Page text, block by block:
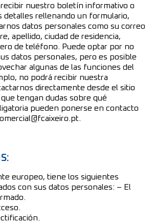
nuestro boletín informativo o
detalles rellenando un formulario,
datos personales como su correo
apellido, ciudad de residencia,
de teléfono. Puede optar por no
datos personales, pero es posible
algunas de las funciones del
no podrá recibir nuestra
directamente desde el sitio
tengan dudas sobre qué
pueden ponerse en contacto
europeo, tiene los siguientes
con sus datos personales: – El